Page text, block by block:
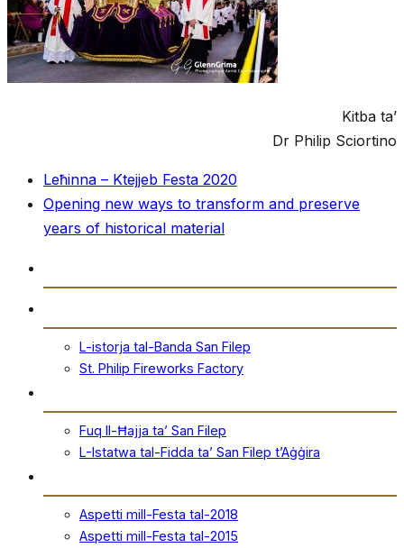
Kitba ta’
Dr Philip Sciortino
Leħinna – Ktejjeb Festa 2020
Opening new ways to transform and preserve
years of historical material
L-istorja tal-Banda San Filep
St. Philip Fireworks Factory
Fuq Il-Ħajja ta’ San Filep
L-Istatwa tal-Fidda ta’ San Filep t’Aġġira
Aspetti mill-Festa tal-2018
Aspetti mill-Festa tal-2015